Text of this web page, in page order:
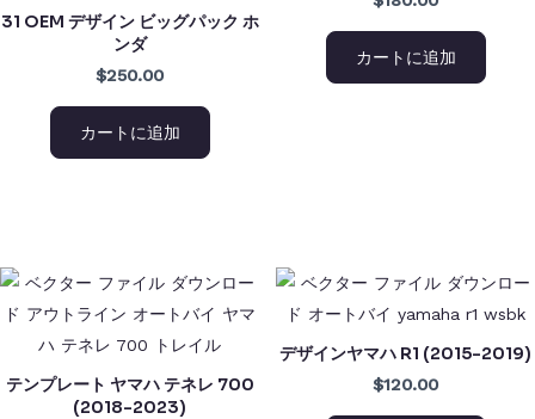
31 OEM デザイン ビッグパック ホ
ンダ
$250.00
カートに追加
カートに追加
テンプレート ヤマハ テネレ 700
(2018-2023)
デザインヤマハ R1 (2015-2019)
$120.00